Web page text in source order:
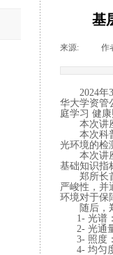
基
来源: 作
2024年
华大学资管
庭学习 健
本次讲
本次科
光环境的检
本次讲
基础知识指
郑所长
严峻性，并
环境对于保
随后，
1- 光谱
2- 光通
3- 照度
4- 均匀